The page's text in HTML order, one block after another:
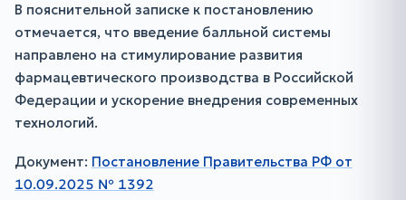
В пояснительной записке к постановлению
отмечается, что введение балльной системы
направлено на стимулирование развития
фармацевтического производства в Российской
Федерации и ускорение внедрения современных
технологий.
Документ: Постановление Правительства РФ от
10.09.2025 № 1392